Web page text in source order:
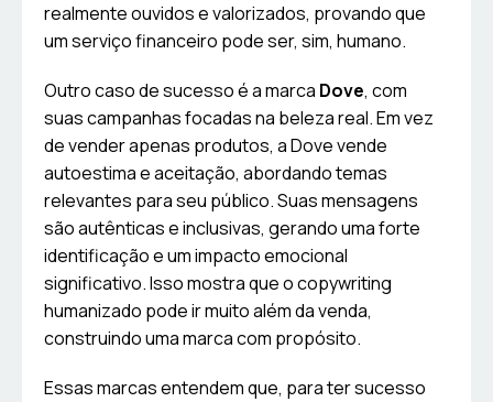
realmente ouvidos e valorizados, provando que
um serviço financeiro pode ser, sim, humano.
Outro caso de sucesso é a marca Dove, com
suas campanhas focadas na beleza real. Em vez
de vender apenas produtos, a Dove vende
autoestima e aceitação, abordando temas
relevantes para seu público. Suas mensagens
são autênticas e inclusivas, gerando uma forte
identificação e um impacto emocional
significativo. Isso mostra que o copywriting
humanizado pode ir muito além da venda,
construindo uma marca com propósito.
Essas marcas entendem que, para ter sucesso